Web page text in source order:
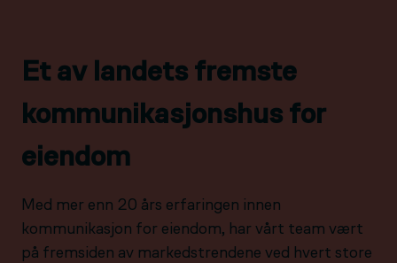
Et av landets fremste
kommunikasjonshus for
eiendom
Med mer enn 20 års erfaringen innen
kommunikasjon for eiendom, har vårt team vært
på fremsiden av markedstrendene ved hvert store